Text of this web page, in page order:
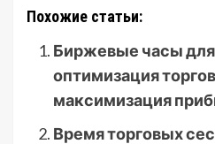
Похожие статьи:
Биржевые часы
оптимизация
максимизация
Время торговых